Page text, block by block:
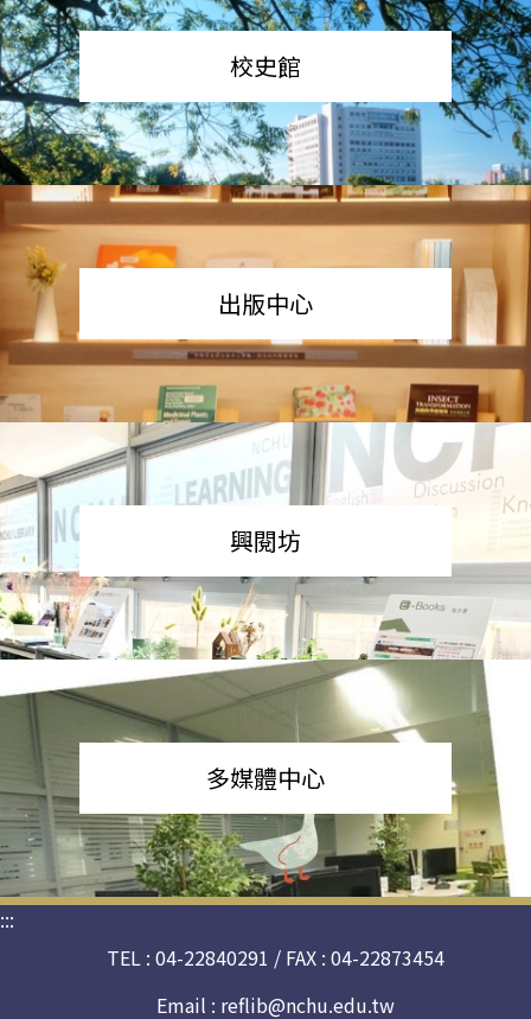
校史館
出版中心
興閱坊
多媒體中心
:::
TEL : 04-22840291 / FAX : 04-22873454
Email : reflib@nchu.edu.tw